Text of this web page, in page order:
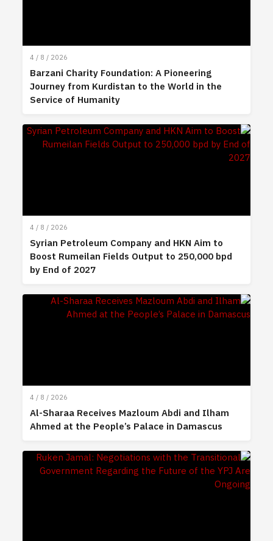
4 / 8 / 2026
Barzani Charity Foundation: A Pioneering
Journey from Kurdistan to the World in the
Service of Humanity
4 / 8 / 2026
Syrian Petroleum Company and HKN Aim to
Boost Rumeilan Fields Output to 250,000 bpd
by End of 2027
4 / 8 / 2026
Al-Sharaa Receives Mazloum Abdi and Ilham
Ahmed at the People’s Palace in Damascus